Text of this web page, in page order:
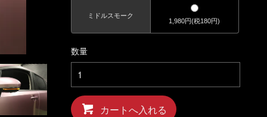
ミドルスモーク
1,980円(税180円)
数量
カートへ入れる